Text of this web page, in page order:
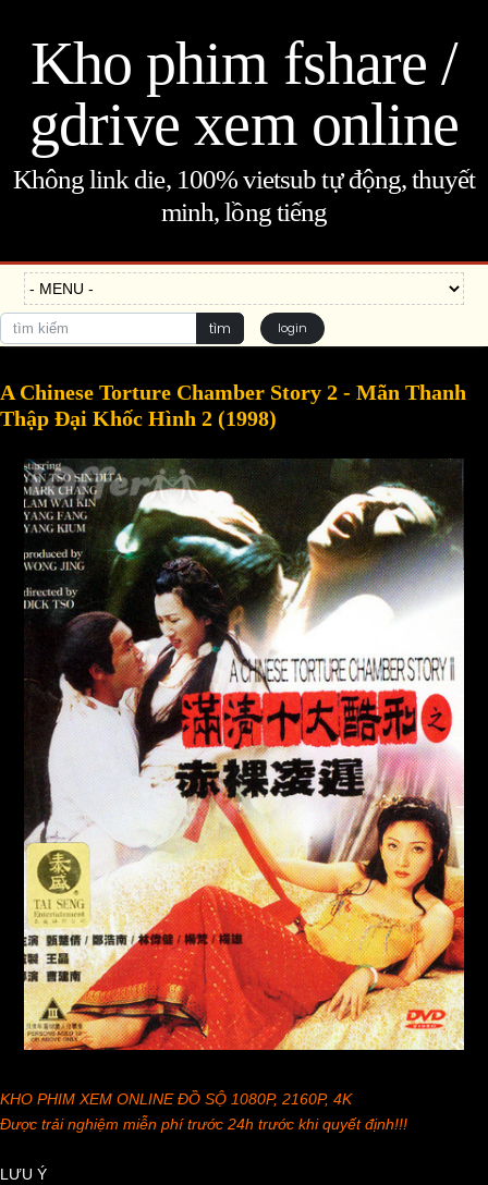
Kho phim fshare /
gdrive xem online
Không link die, 100% vietsub tự động, thuyết
minh, lồng tiếng
tìm login
A Chinese Torture Chamber Story 2 - Mãn Thanh
Thập Đại Khốc Hình 2 (1998)
KHO PHIM XEM ONLINE ĐỒ SỘ 1080P, 2160P, 4K
Được trải nghiệm miễn phí trước 24h trước khi quyết định!!!
LƯU Ý